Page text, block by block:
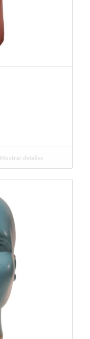
Mostrar detalles